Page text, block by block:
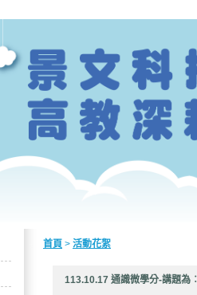
首頁 > 活動花絮
113.10.17 通識微學分-講題